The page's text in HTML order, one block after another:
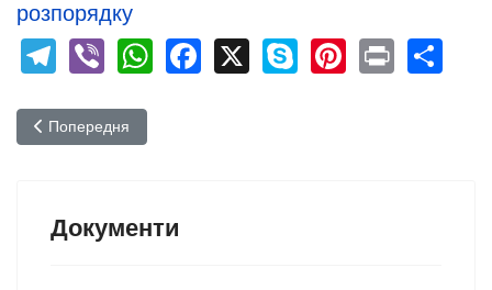
розпорядку
Telegram
ViberWhatsApp
Facebook
X SkypePinterest
Print
Попередня стаття: Документи, пов’язані з організацією
Попередня
Документи